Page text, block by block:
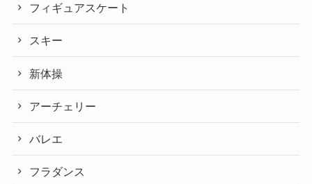
フィギュアスケート
スキー
新体操
アーチェリー
バレエ
フラダンス